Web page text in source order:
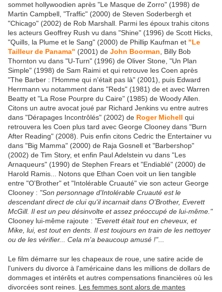
sommet hollywoodien après "Le Masque de Zorro" (1998) de
Martin Campbell, "Traffic" (2000) de Steven Soderbergh et
"Chicago" (2002) de Rob Marshall. Parmi les époux trahis citons
les acteurs Geoffrey Rush vu dans "Shine" (1996) de Scott Hicks,
"Quills, la Plume et le Sang" (2000) de Phillip Kaufman et "Le
Tailleur de Panama" (2001) de John Boorman , Billy Bob
Thornton vu dans "U-Turn" (1996) de Oliver Stone, "Un Plan
Simple" (1998) de Sam Raimi et qui retrouve les Coen après
"The Barber : l'Homme qui n'était pas là" (2001), puis Edward
Herrmann vu notamment dans "Reds" (1981) de et avec Warren
Beatty et "La Rose Pourpre du Caire" (1985) de Woody Allen.
Citons un autre avocat joué par Richard Jenkins vu entre autres
dans "Dérapages Incontrôlés" (2002) de Roger Michell qui
retrouvera les Coen plus tard avec George Clooney dans "Burn
After Reading" (2008). Puis enfin citons Cedric the Entertainer vu
dans "Big Mamma" (2000) de Raja Gosnell et "Barbershop"
(2002) de Tim Story, et enfin Paul Adelstein vu dans "Les
Arnaqueurs" (1990) de Stephen Frears et "Endiablé" (2000) de
Harold Ramis... Notons que Ethan Coen voit un lien tangible
entre "O'Brother" et "Intolérable Cruauté" vie son acteur George
Clooney : "Son personnage d'Intolérable Cruauté est le
descendant direct de clui qu'il incarnait dans O'Brother, Everett
McGill. Il est un peu désinvolte et assez préoccupé de lui-même."
Clooney lui-même rajoute : "Everett était tout en cheveux, et
Mike, lui, est tout en dents. Il est toujours en train de les nettoyer
ou de les vérifier... Cela m'a beaucoup amusé !"...
Le film démarre sur les chapeaux de roue, une satire acide de
l'univers du divorce à l'américaine dans les millions de dollars de
dommages et intérêts et autres compensations financières où les
divorcées sont reines. Les femmes sont alors de mantes